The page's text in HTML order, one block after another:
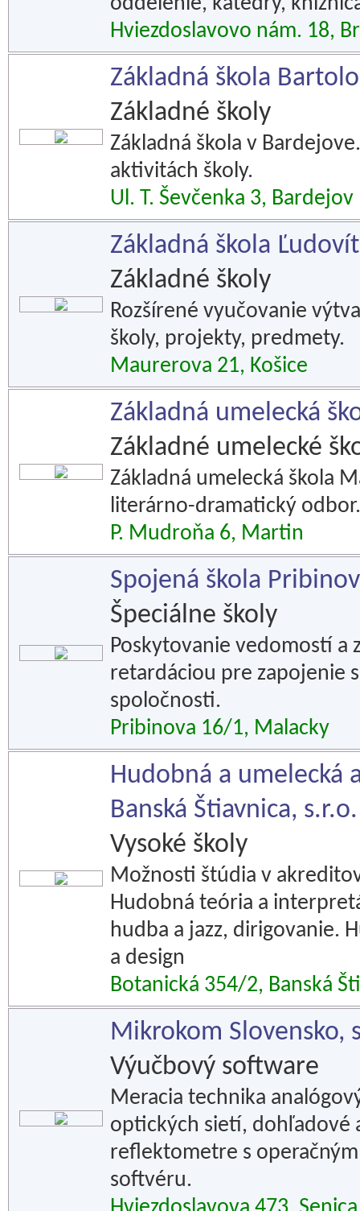
Hviezdoslavovo nám. 18,
Základná škola
Základné školy
Základná škola v
aktivitách školy.
Ul. T. Ševčenka 3, Bardejov
Základná škola
Základné školy
Rozšírené vyučovanie
školy, projekty, predmety.
Maurerova 21, Košice
Základná umelecká
Základné umelecké
Základná umelecká škola
literárno-dramatický odbor.
P. Mudroňa 6, Martin
Spojená škola
Špeciálne školy
Poskytovanie vedomostí
retardáciou pre zapojenie
spoločnosti.
Pribinova 16/1, Malacky
Hudobná a umelecká
Banská Štiavnica, s.r.o.
Vysoké školy
Možnosti štúdia v
Hudobná teória a
hudba a jazz, dirigovanie.
a design
Botanická 354/2, Banská
Mikrokom Slovensko,
Výučbový software
Meracia technika
optických sietí, dohľadové
reflektometre s
softvéru.